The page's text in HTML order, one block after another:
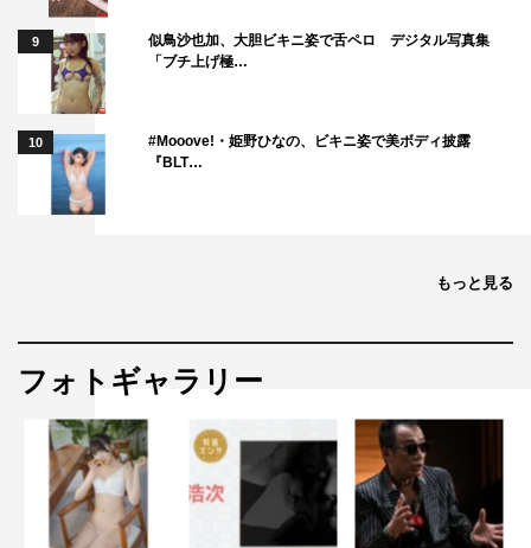
無人島は楽しかった半面、「この番組はこんなにも過酷
でガチなんだ。これを2人は何日もやってるんだ…」と、
ビックリしました（笑）。あと、船で島に着いたとき、自
分の靴や服を犠牲にしてまでも、私をおんぶして海を歩い
てくれた優さんに、あらためて“人類で一番と言っていい
ほどの優しさ”を感じました。
んです。そんな中で今回、島に来て初めて、有野さんから
て!?」と不思議な気持ちでいっぱいでした。まさかブルー
のウエディングドレスに袖を通すことになるとは思っても
いなかったし、裾にいっぱい付けてくれた貝殻が歩くたび
にスネに当たって痛かったり…と、ドレスにはツッコミた
い部分もいろいろありましたけど（笑）、有野さんにわざ
9
似鳥沙也加、大胆ビキニ姿で舌ペロ デジタル写真集
「ブチ上げ極…
10
#Mooove!・姫野ひなの、ビキニ姿で美ボディ披露
『BLT…
もっと見る
フォトギャラリー